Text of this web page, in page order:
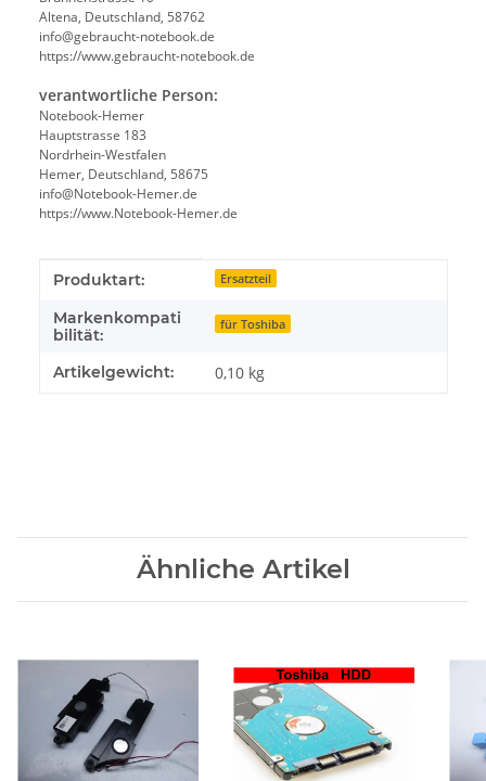
Altena, Deutschland, 58762
info@gebraucht-notebook.de
https://www.gebraucht-notebook.de
verantwortliche Person:
Notebook-Hemer
Hauptstrasse 183
Nordrhein-Westfalen
Hemer, Deutschland, 58675
info@Notebook-Hemer.de
https://www.Notebook-Hemer.de
Produkteigenschaft
Wert
Produktart: Ersatzteil
Markenkompati
bilität:
für Toshiba
Artikelgewicht: 0,10 kg
Ähnliche Artikel